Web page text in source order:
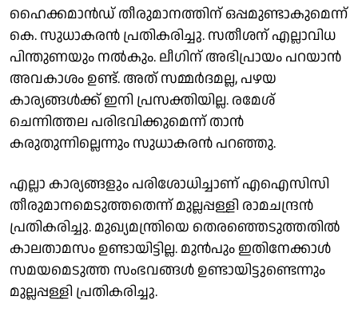
ഹൈക്കമാൻഡ് തീരുമാനത്തിന് ഒപ്പമുണ്ടാകുമെന്ന്
കെ. സുധാകരൻ പ്രതികരിച്ചു. സതീശന് എല്ലാവിധ
പിന്തുണയും നൽകും. ലീഗിന് അഭിപ്രായം പറയാൻ
അവകാശം ഉണ്ട്. അത് സമ്മർദമല്ല, പഴയ
കാര്യങ്ങൾക്ക് ഇനി പ്രസക്തിയില്ല. രമേശ്
ചെന്നിത്തല പരിഭവിക്കുമെന്ന് താൻ
കരുതുന്നില്ലെന്നും സുധാകരൻ പറഞ്ഞു.
എല്ലാ കാര്യങ്ങളും പരിശോധിച്ചാണ് എഐസിസി
തീരുമാനമെടുത്തതെന്ന് മുല്ലപ്പള്ളി രാമചന്ദ്രൻ
പ്രതികരിച്ചു. മുഖ്യമന്ത്രിയെ തെരഞ്ഞെടുത്തതിൽ
കാലതാമസം ഉണ്ടായിട്ടില്ല. മുൻപും ഇതിനേക്കാൾ
സമയമെടുത്ത സംഭവങ്ങൾ ഉണ്ടായിട്ടുണ്ടെന്നും
മുല്ലപ്പള്ളി പ്രതികരിച്ചു.